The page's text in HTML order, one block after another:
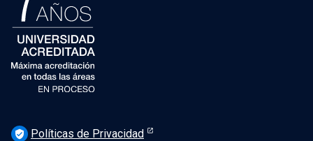
verified_user Políticas de Privacidad